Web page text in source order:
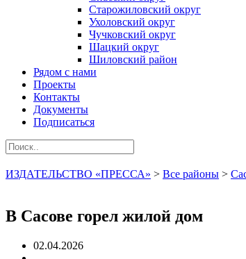
Старожиловский округ
Ухоловский округ
Чучковский округ
Шацкий округ
Шиловский район
Рядом с нами
Проекты
Контакты
Документы
Подписаться
ИЗДАТЕЛЬСТВО «ПРЕССА» > Все районы >
В Сасове горел жилой дом
02.04.2026